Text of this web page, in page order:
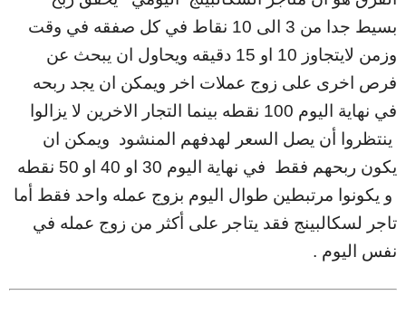
بسيط جدا من 3 الى 10 نقاط في كل صفقه في وقت
وزمن لايتجاوز 10 او 15 دقيقه ويحاول ان يبحث عن
فرص اخرى على زوج عملات اخر ويمكن ان يجد ربحه
في نهاية اليوم 100 نقطه بينما التجار الاخرين لا يزالوا
ينتظروا أن يصل السعر لهدفهم المنشود ويمكن ان
يكون ربحهم فقط في نهاية اليوم 30 او 40 او 50 نقطه
و يكونوا مرتبطين طوال اليوم بزوج عمله واحد فقط أما
تاجر لسكالبينج فقد يتاجر على أكثر من زوج عمله في
نفس اليوم .